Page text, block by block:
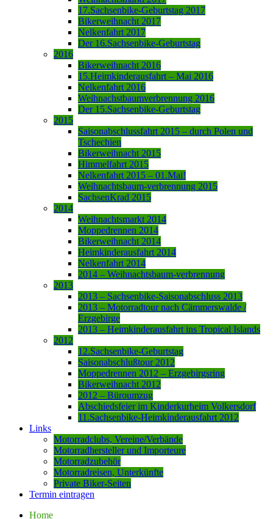
17.Sachsenbike-Geburtstag 2017
Bikerweihnacht 2017
Nelkenfahrt 2017
Der 16.Sachsenbike-Geburtstag
2016
Bikerweihnacht 2016
15.Heimkinderausfahrt – Mai 2016
Nelkenfahrt 2016
Weihnachstbaumverbrennung 2016
Der 15.Sachsenbike-Geburtstag
2015
Saisonabschlussfahrt 2015 – durch Polen und
Tschechien
Bikerweihnacht 2015
Himmelfahrt 2015
Nelkenfahrt 2015 – 01.Mai!
Weihnachtsbaum-verbrennung 2015
SachsenKrad 2015
2014
Weihnachtsmarkt 2014
Moppedrennen 2014
Bikerweihnacht 2014
Heimkinderausfahrt 2014
Nelkenfahrt 2014
2014 – Weihnachtsbaum-verbrennung
2013
2013 – Sachsenbike-Saisonabschluss 2013
2013 – Motorradtour nach Cämmerswalde /
Erzgebirge
2013 – Heimkinderausfahrt ins Tropical Islands
2012
12.Sachsenbike-Geburtstag
Saisonabschlußtour 2012
Moppedrennen 2012 – Erzgebirgsring
Bikerweihnacht 2012
2012 – Büroumzug
Abschiedsfeier im Kinderkurheim Volkersdorf
11.Sachsenbike-Heimkinderausfahrt 2012
Links
Motorradclubs, Vereine/Verbände
Motorradhersteller und Importeure
Motorradzubehör
Motorradreisen, Unterkünfte
Private Biker-Seiten
Termin eintragen
Home